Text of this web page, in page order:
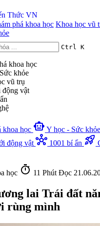
Thức VN
phá khoa học Khoa học vũ
Ctrl K
khoa học
khỏe
vũ trụ
động vật
khoa học smart_toy Y học - Sức khỏe
động vật hub 1001 bí ẩn rocket_launch
học timer 11 Phút Đọc
lai Trái đất
rùng mình